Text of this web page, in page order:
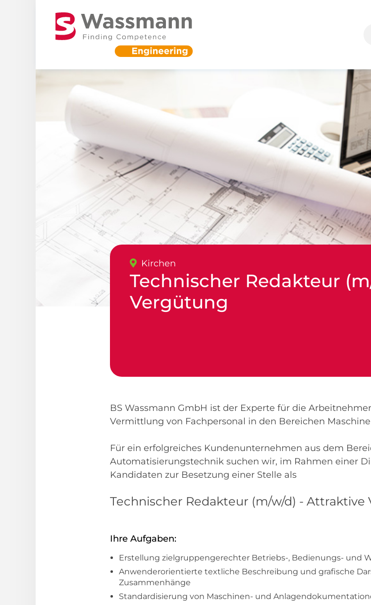
Kirchen
Technischer Redakteur
Vergütung
BS Wassmann GmbH ist der Experte für die
Vermittlung von Fachpersonal in den Bereichen
Für ein erfolgreiches Kundenunternehmen aus dem
Automatisierungstechnik suchen wir, im Rahmen einer
Kandidaten zur Besetzung einer Stelle als
Technischer Redakteur (m/w/d) - Attraktive
Ihre Aufgaben:
Erstellung zielgruppengerechter Betriebs-, Bedienungs- und
Anwenderorientierte textliche Beschreibung und grafische
Zusammenhänge
Standardisierung von Maschinen- und